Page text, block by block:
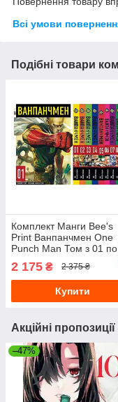
Всі умови
Подібні товари
Комплект Манги Bee's
Print Ванпанчмен One
Punch Man Том з 01
2 175 ₴ 2 375 ₴
Купити
Акційні
–47%